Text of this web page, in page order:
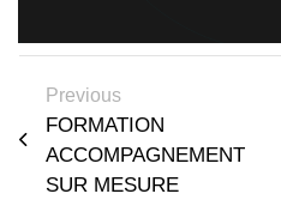
Previous
FORMATION
ACCOMPAGNEMENT
SUR MESURE